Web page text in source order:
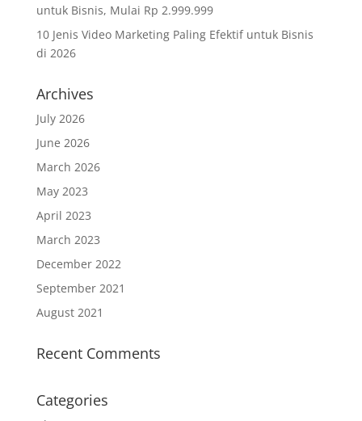
untuk Bisnis, Mulai Rp 2.999.999
10 Jenis Video Marketing Paling Efektif untuk Bisnis
di 2026
Archives
July 2026
June 2026
March 2026
May 2023
April 2023
March 2023
December 2022
September 2021
August 2021
Recent Comments
Categories